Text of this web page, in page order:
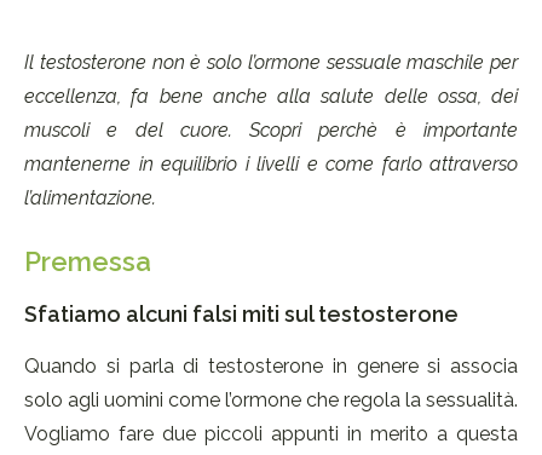
Il testosterone non è solo l’ormone sessuale maschile per
eccellenza, fa bene anche alla salute delle ossa, dei
muscoli e del cuore. Scopri perchè è importante
mantenerne in equilibrio i livelli e come farlo attraverso
l’alimentazione.
Premessa
Sfatiamo alcuni falsi miti sul testosterone
Quando si parla di testosterone in genere si associa
solo agli uomini come l’ormone che regola la sessualità.
Vogliamo fare due piccoli appunti in merito a questa